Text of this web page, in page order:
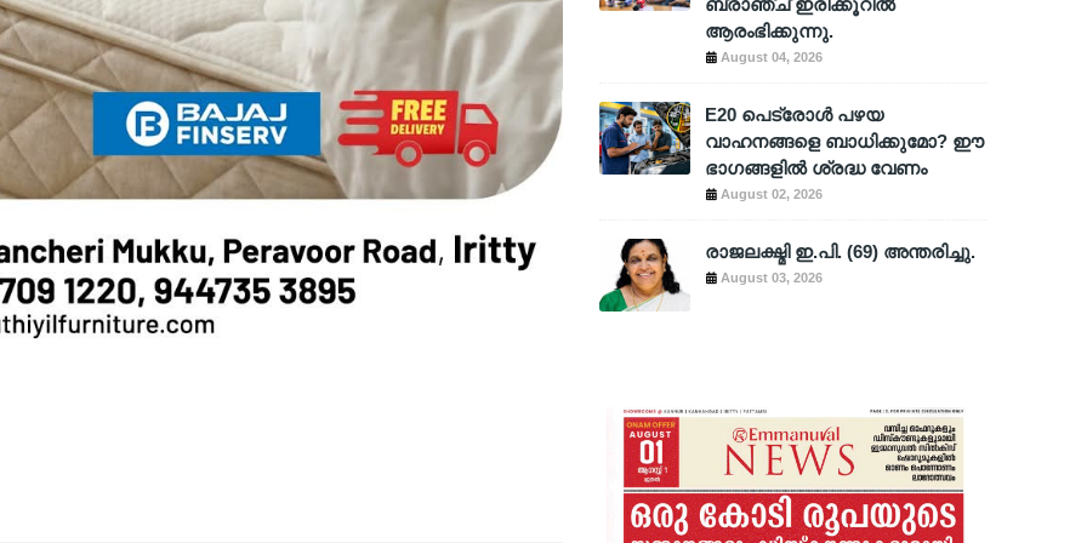
ബ്രാഞ്ച് ഇരിക്കൂറിൽ
ആരംഭിക്കുന്നു.
August 04, 2026
E20 പെട്രോൾ പഴയ
വാഹനങ്ങളെ ബാധിക്കുമോ? ഈ
ഭാഗങ്ങളിൽ ശ്രദ്ധ വേണം
August 02, 2026
രാജലക്ഷ്മി ഇ.പി. (69) അന്തരിച്ചു.
August 03, 2026